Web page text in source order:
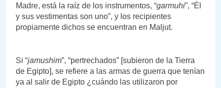
Madre, está la raíz de los instrumentos, “garmuhi”, “Él
y sus vestimentas son uno”, y los recipientes
propiamente dichos se encuentran en Maljut.
Si “jamushim”, “pertrechados” [subieron de la Tierra
de Egipto], se refiere a las armas de guerra que tenían
ya al salir de Egipto ¿cuándo las utilizaron por